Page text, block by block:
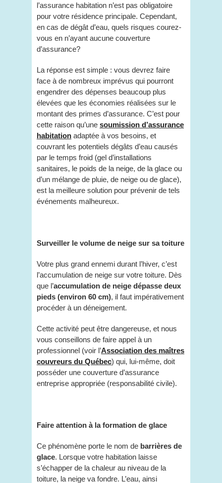
l’assurance habitation n’est pas obligatoire
pour votre résidence principale. Cependant,
en cas de dégât d’eau, quels risques courez-
vous en n’ayant aucune couverture
d’assurance?
La réponse est simple : vous devrez faire
face à de nombreux imprévus qui pourront
engendrer des dépenses beaucoup plus
élevées que les économies réalisées sur le
montant des primes d’assurance. C’est pour
cette raison qu’une soumission d’assurance
habitation adaptée à vos besoins, et
couvrant les potentiels dégâts d’eau causés
par le temps froid (gel d’installations
sanitaires, le poids de la neige, de la glace ou
d’un mélange de pluie, de neige ou de glace),
est la meilleure solution pour prévenir de tels
événements malheureux.
Surveiller le volume de neige sur sa toiture
Votre plus grand ennemi durant l’hiver, c’est
l’accumulation de neige sur votre toiture. Dès
que l’accumulation de neige dépasse deux
pieds (environ 60 cm), il faut impérativement
procéder à un déneigement.
Cette activité peut être dangereuse, et nous
vous conseillons de faire appel à un
professionnel (voir l’Association des maîtres
couvreurs du Québec) qui, lui-même, doit
posséder une couverture d’assurance
entreprise appropriée (responsabilité civile).
Faire attention à la formation de glace
Ce phénomène porte le nom de barrières de
glace. Lorsque votre habitation laisse
s’échapper de la chaleur au niveau de la
toiture, la neige va fondre. L’eau, ainsi